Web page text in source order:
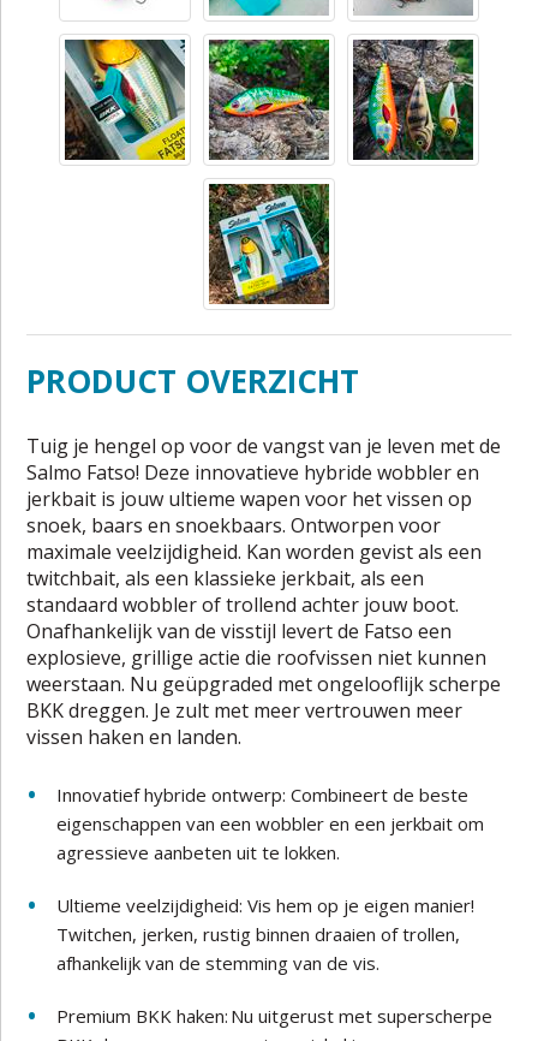
PRODUCT OVERZICHT
Tuig je hengel op voor de vangst van je leven met de
Salmo Fatso! Deze innovatieve hybride wobbler en
jerkbait is jouw ultieme wapen voor het vissen op
snoek, baars en snoekbaars. Ontworpen voor
maximale veelzijdigheid. Kan worden gevist als een
twitchbait, als een klassieke jerkbait, als een
standaard wobbler of trollend achter jouw boot.
Onafhankelijk van de visstijl levert de Fatso een
explosieve, grillige actie die roofvissen niet kunnen
weerstaan. Nu geüpgraded met ongelooflijk scherpe
BKK dreggen. Je zult met meer vertrouwen meer
vissen haken en landen.
Innovatief hybride ontwerp: Combineert de beste
eigenschappen van een wobbler en een jerkbait om
agressieve aanbeten uit te lokken.
Ultieme veelzijdigheid: Vis hem op je eigen manier!
Twitchen, jerken, rustig binnen draaien of trollen,
afhankelijk van de stemming van de vis.
Premium BKK haken: Nu uitgerust met superscherpe